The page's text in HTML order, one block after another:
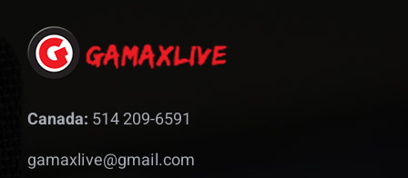
Canada: 514 209-6591
gamaxlive@gmail.com